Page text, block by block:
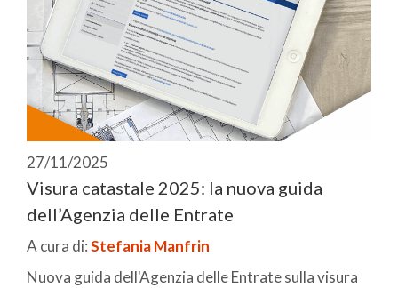
27/11/2025
Visura catastale 2025: la nuova guida
dell’Agenzia delle Entrate
A cura di:Stefania Manfrin
Nuova guida dell'Agenzia delle Entrate sulla visura